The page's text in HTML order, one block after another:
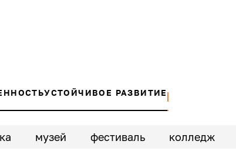
УСТОЙЧИВОЕ РАЗВИТИЕ
музей фестиваль колледж